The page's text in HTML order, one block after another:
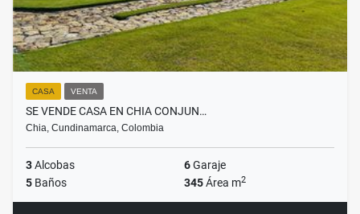
CASA VENTA
SE VENDE CASA EN CHIA CONJUN…
Chia, Cundinamarca, Colombia
3Alcobas 6Garaje
5 Baños 345Área m2